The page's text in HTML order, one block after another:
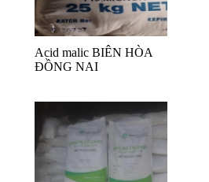
Acid malic BIÊN HÒA
ĐỒNG NAI